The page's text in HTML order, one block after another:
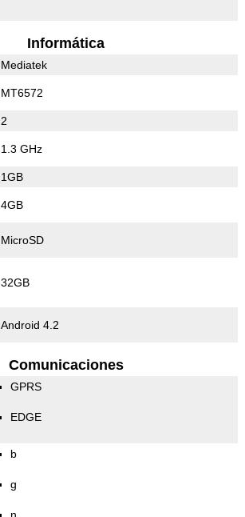
Informática
Mediatek
MT6572
2
1.3 GHz
1GB
4GB
MicroSD
32GB
Android 4.2
Comunicaciones
GPRS
EDGE
b
g